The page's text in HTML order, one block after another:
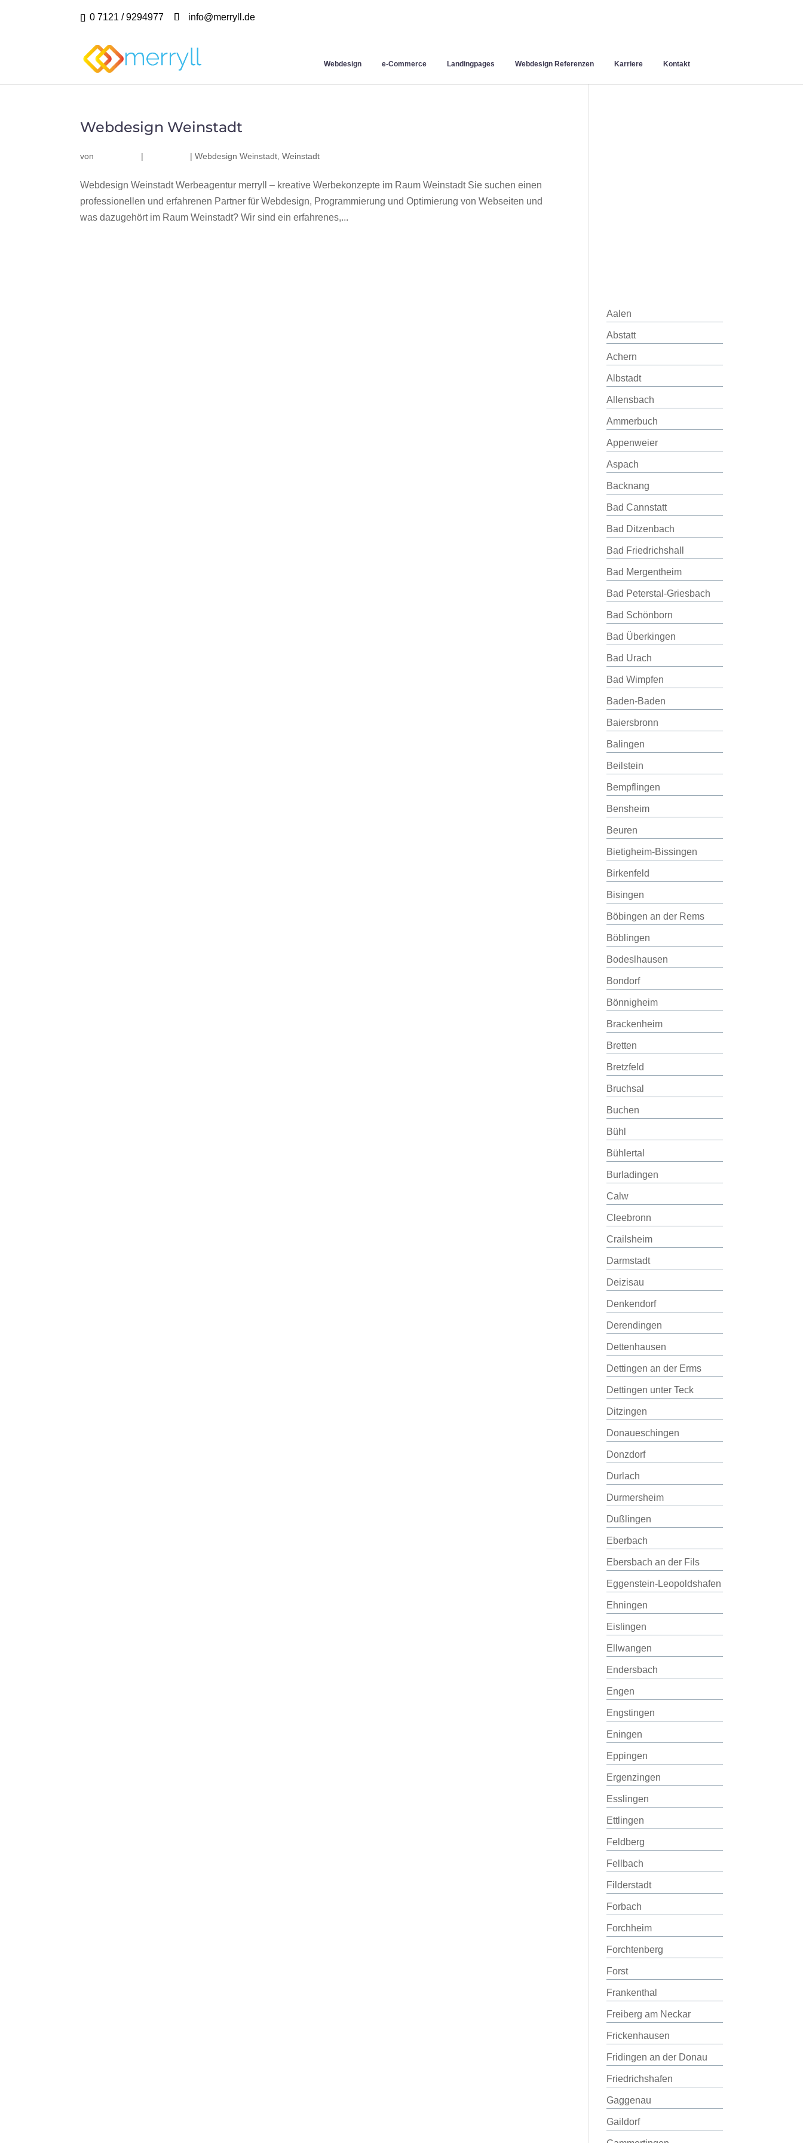
0 7121 / 9294977 info@merryll.de
Webdesign e-Commerce Landingpages Webdesign Referenzen Karriere Kontakt
Webdesign Weinstadt
von | |Webdesign Weinstadt ,Weinstadt
Webdesign Weinstadt Werbeagentur merryll – kreative Werbekonzepte im Raum Weinstadt Sie suchen einen
professionellen und erfahrenen Partner für Webdesign, Programmierung und Optimierung von Webseiten und
was dazugehört im Raum Weinstadt? Wir sind ein erfahrenes,...
Aalen
Abstatt
Achern
Albstadt
Allensbach
Ammerbuch
Appenweier
Aspach
Backnang
Bad Cannstatt
Bad Ditzenbach
Bad Friedrichshall
Bad Mergentheim
Bad Peterstal-Griesbach
Bad Schönborn
Bad Überkingen
Bad Urach
Bad Wimpfen
Baden-Baden
Baiersbronn
Balingen
Beilstein
Bempflingen
Bensheim
Beuren
Bietigheim-Bissingen
Birkenfeld
Bisingen
Böbingen an der Rems
Böblingen
Bodeslhausen
Bondorf
Bönnigheim
Brackenheim
Bretten
Bretzfeld
Bruchsal
Buchen
Bühl
Bühlertal
Burladingen
Calw
Cleebronn
Crailsheim
Darmstadt
Deizisau
Denkendorf
Derendingen
Dettenhausen
Dettingen an der Erms
Dettingen unter Teck
Ditzingen
Donaueschingen
Donzdorf
Durlach
Durmersheim
Dußlingen
Eberbach
Ebersbach an der Fils
Eggenstein-Leopoldshafen
Ehningen
Eislingen
Ellwangen
Endersbach
Engen
Engstingen
Eningen
Eppingen
Ergenzingen
Esslingen
Ettlingen
Feldberg
Fellbach
Filderstadt
Forbach
Forchheim
Forchtenberg
Forst
Frankenthal
Freiberg am Neckar
Frickenhausen
Fridingen an der Donau
Friedrichshafen
Gaggenau
Gaildorf